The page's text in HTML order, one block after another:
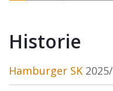
Historie
Hamburger SK